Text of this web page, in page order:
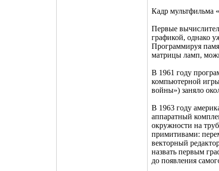
Кадр мультфильма
Первые
графикой, однако
Программируя
матрицы ламп,
В 1961 году
компьютерной
войны») заняло
В 1963 году
аппаратный
окружности на
примитивами:
векторный
назвать первым
до появления